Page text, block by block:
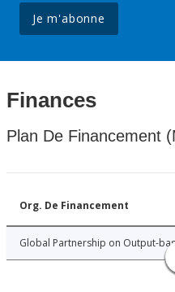
Je m'abonne
Finances
Plan De Financement
Org. De Financement
Global Partnership on Output-